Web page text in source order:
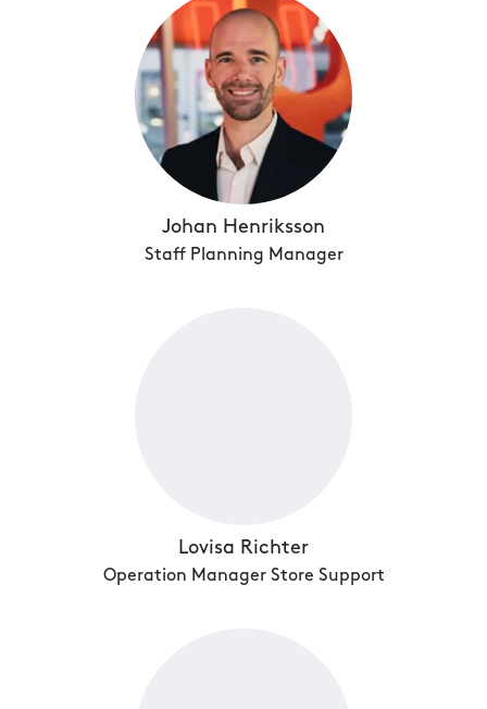
Johan Henriksson
Staff Planning Manager
Lovisa Richter
Operation Manager Store Support